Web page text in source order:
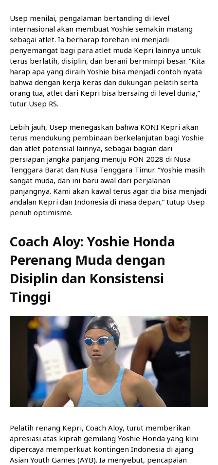
Usep menilai, pengalaman bertanding di level
internasional akan membuat Yoshie semakin matang
sebagai atlet. Ia berharap torehan ini menjadi
penyemangat bagi para atlet muda Kepri lainnya untuk
terus berlatih, disiplin, dan berani bermimpi besar. “Kita
harap apa yang diraih Yoshie bisa menjadi contoh nyata
bahwa dengan kerja keras dan dukungan pelatih serta
orang tua, atlet dari Kepri bisa bersaing di level dunia,”
tutur Usep RS.
Lebih jauh, Usep menegaskan bahwa KONI Kepri akan
terus mendukung pembinaan berkelanjutan bagi Yoshie
dan atlet potensial lainnya, sebagai bagian dari
persiapan jangka panjang menuju PON 2028 di Nusa
Tenggara Barat dan Nusa Tenggara Timur. “Yoshie masih
sangat muda, dan ini baru awal dari perjalanan
panjangnya. Kami akan kawal terus agar dia bisa menjadi
andalan Kepri dan Indonesia di masa depan,” tutup Usep
penuh optimisme.
Coach Aloy: Yoshie Honda
Perenang Muda dengan
Disiplin dan Konsistensi
Tinggi
Pelatih renang Kepri, Coach Aloy, turut memberikan
apresiasi atas kiprah gemilang Yoshie Honda yang kini
dipercaya memperkuat kontingen Indonesia di ajang
Asian Youth Games (AYB). Ia menyebut, pencapaian